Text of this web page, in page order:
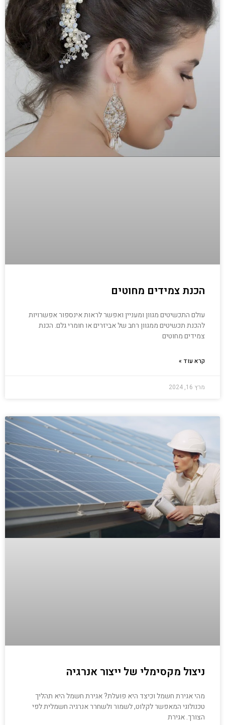
הכנת צמידים מחוטים
עולם התכשיטים מגוון ומעניין ואפשר לראות אינספור אפשרויות
להכנת תכשיטים ממגוון רחב של אביזרים או חומרי גלם. הכנת
צמידים מחוטים
קרא עוד »
מרץ 16, 2024
ניצול מקסימלי של ייצור אנרגיה
מהי אגירת חשמל וכיצד היא פועלת? אגירת חשמל היא תהליך
טכנולוגי המאפשר לקלוט, לשמור ולשחרר אנרגיה חשמלית לפי
הצורך. אגירת